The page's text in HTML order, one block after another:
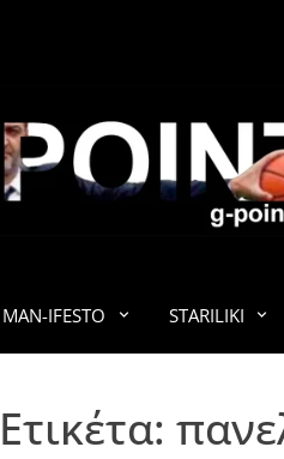
MAN-IFESTO STARILIKI
Ετικέτα: